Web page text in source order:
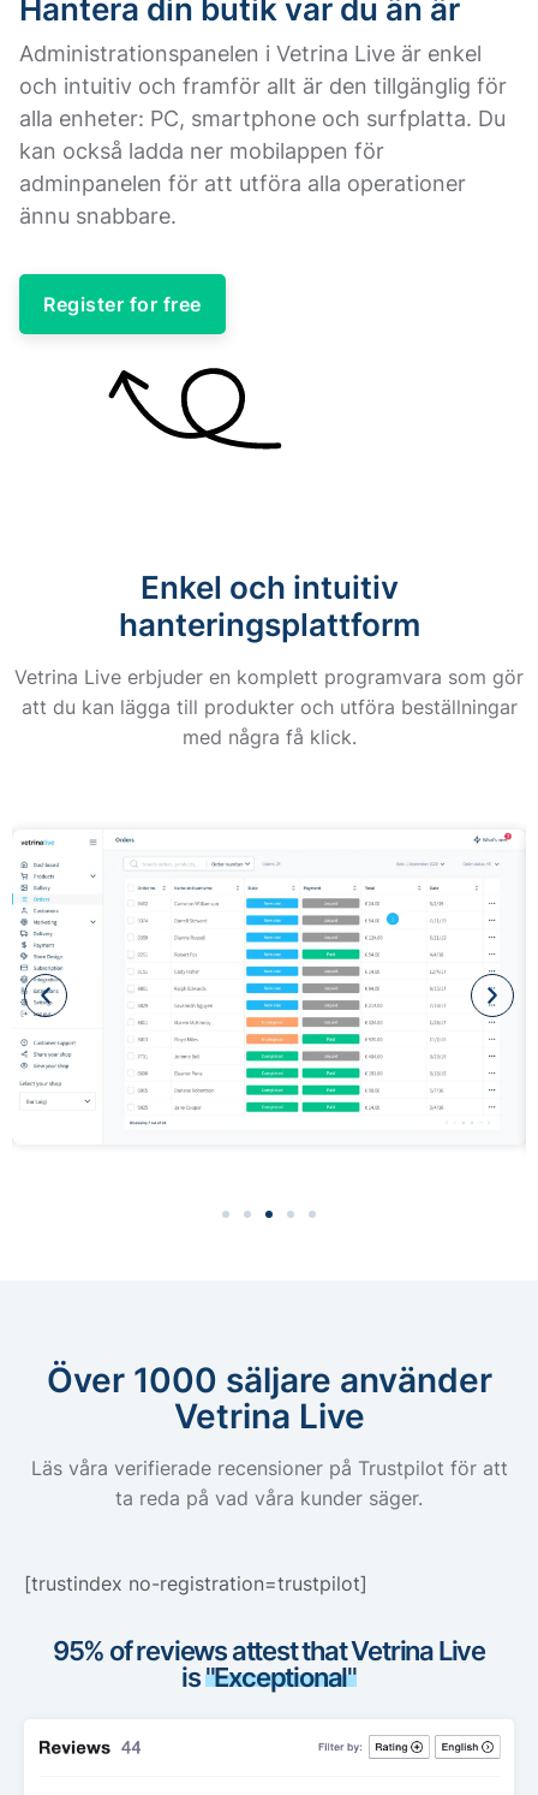
Hantera din butik var du än är
Administrationspanelen i Vetrina Live är enkel
och intuitiv och framför allt är den tillgänglig för
alla enheter: PC, smartphone och surfplatta. Du
kan också ladda ner mobilappen för
adminpanelen för att utföra alla operationer
ännu snabbare.
Register for free
Enkel och intuitiv
hanteringsplattform
Vetrina Live erbjuder en komplett programvara som gör
att du kan lägga till produkter och utföra beställningar
med några få klick.
Över 1000 säljare använder
Vetrina Live
Läs våra verifierade recensioner på Trustpilot för att
ta reda på vad våra kunder säger.
[trustindex no-registration=trustpilot]
95% of reviews attest that Vetrina Live
is"Exceptional"